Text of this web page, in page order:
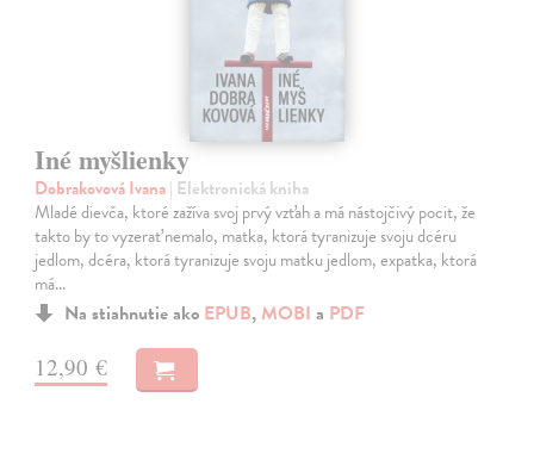
Iné myšlienky
Dobrakovová Ivana| Elektronická kniha
Mladé dievča, ktoré zažíva svoj prvý vzťah a má nástojčivý pocit, že
takto by to vyzerať nemalo, matka, ktorá tyranizuje svoju dcéru
jedlom, dcéra, ktorá tyranizuje svoju matku jedlom, expatka, ktorá
má…
Na stiahnutie ako EPUB, MOBI a PDF
12,90 €